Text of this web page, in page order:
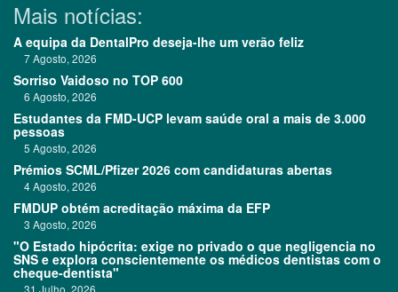
Mais notícias:
A equipa da DentalPro deseja-lhe um verão feliz
7 Agosto, 2026
Sorriso Vaidoso no TOP 600
6 Agosto, 2026
Estudantes da FMD-UCP levam saúde oral a mais de 3.000
pessoas
5 Agosto, 2026
Prémios SCML/Pfizer 2026 com candidaturas abertas
4 Agosto, 2026
FMDUP obtém acreditação máxima da EFP
3 Agosto, 2026
"O Estado hipócrita: exige no privado o que negligencia no
SNS e explora conscientemente os médicos dentistas com o
cheque-dentista"